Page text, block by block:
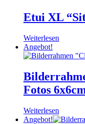
Etui XL
Weiterlesen
Angebot!
Fotos
Weiterlesen
Angebot!